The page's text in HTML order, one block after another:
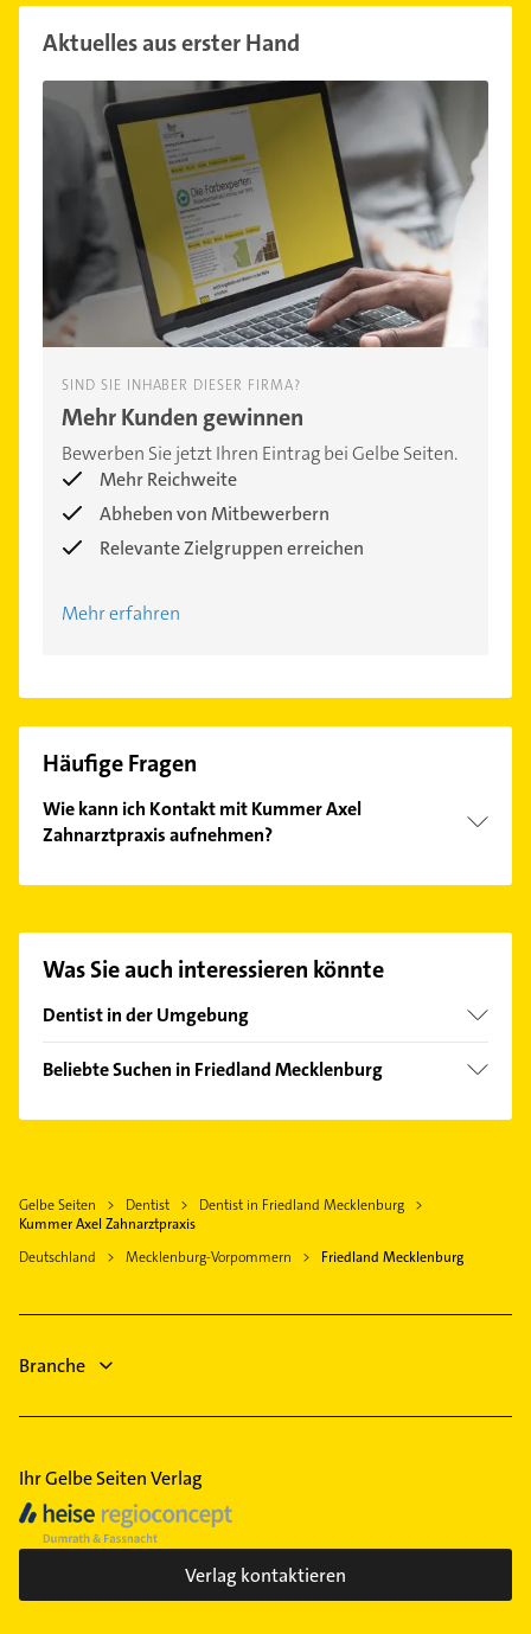
Aktuelles aus erster Hand
SIND SIE INHABER DIESER FIRMA?
Mehr Kunden gewinnen
Bewerben Sie jetzt Ihren Eintrag bei Gelbe Seiten.
Mehr Reichweite
Abheben von Mitbewerbern
Relevante Zielgruppen erreichen
Mehr erfahren
Häufige Fragen
Wie kann ich Kontakt mit Kummer Axel
Zahnarztpraxis aufnehmen?
passenden Kontaktmöglichkeiten wie Adresse oder
Hier finden Sie alleKontaktdaten
Was Sie auch interessieren könnte
Dentist in der Umgebung
Neubrandenburg
Woldegk
Beliebte Suchen in Friedland Mecklenburg
Gasinstallateur
Sanitärinstallation
Elektriker
Phoniatrie
Logopädie
Gelbe Seiten Dentist
Dentist in Friedland Mecklenburg
Kummer Axel Zahnarztpraxis
Deutschland
Mecklenburg-Vorpommern Friedland Mecklenburg
Branche
Ihr Gelbe Seiten Verlag
Verlag kontaktieren